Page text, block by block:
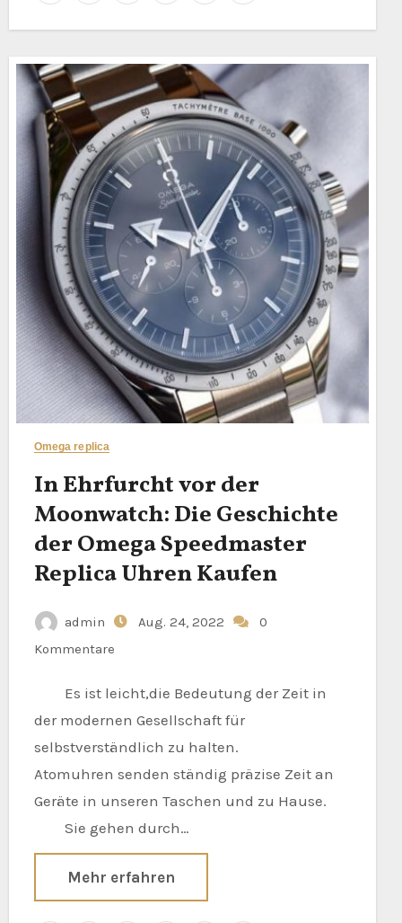
Omega replica
In Ehrfurcht vor der
Moonwatch: Die Geschichte
der Omega Speedmaster
Replica Uhren Kaufen
admin Aug. 24, 2022
0
Kommentare
Es ist leicht,die Bedeutung der Zeit in
der modernen Gesellschaft für
selbstverständlich zu halten.
Atomuhren senden ständig präzise Zeit an
Geräte in unseren Taschen und zu Hause.
Sie gehen durch…
Mehr erfahren